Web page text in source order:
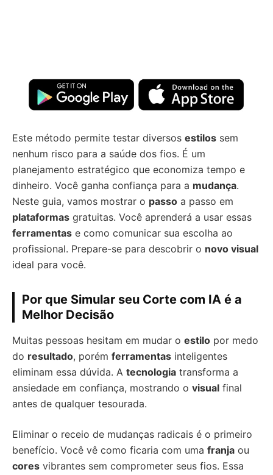
Este método permite testar diversos estilos sem
nenhum risco para a saúde dos fios. É um
planejamento estratégico que economiza tempo e
dinheiro. Você ganha confiança para a mudança.
Neste guia, vamos mostrar o passo a passo em
plataformas gratuitas. Você aprenderá a usar essas
ferramentas e como comunicar sua escolha ao
profissional. Prepare-se para descobrir o novo visual
ideal para você.
Por que Simular seu Corte com IA é a
Melhor Decisão
Muitas pessoas hesitam em mudar o estilo por medo
do resultado, porém ferramentas inteligentes
eliminam essa dúvida. A tecnologia transforma a
ansiedade em confiança, mostrando o visual final
antes de qualquer tesourada.
Eliminar o receio de mudanças radicais é o primeiro
benefício. Você vê como ficaria com uma franja ou
cores vibrantes sem comprometer seus fios. Essa